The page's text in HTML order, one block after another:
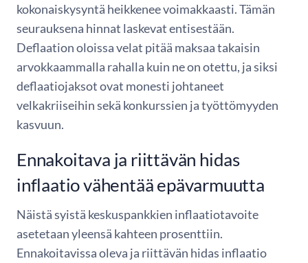
kokonaiskysyntä heikkenee voimakkaasti. Tämän
seurauksena hinnat laskevat entisestään.
Deflaation oloissa velat pitää maksaa takaisin
arvokkaammalla rahalla kuin ne on otettu, ja siksi
deflaatiojaksot ovat monesti johtaneet
velkakriiseihin sekä konkurssien ja työttömyyden
kasvuun.
Ennakoitava ja riittävän hidas
inflaatio vähentää epävarmuutta
Näistä syistä keskuspankkien inflaatiotavoite
asetetaan yleensä kahteen prosenttiin.
Ennakoitavissa oleva ja riittävän hidas inflaatio